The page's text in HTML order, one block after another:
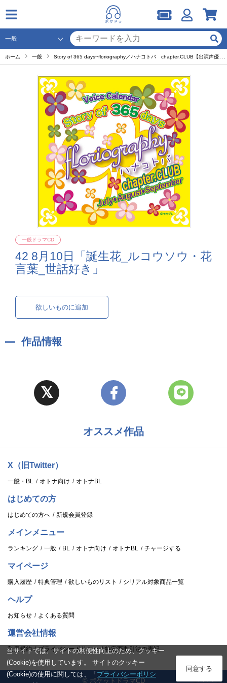
ホーム 一般 Story of 365 days~floriography／ハナコトバ chapter.CLUB【出演声優：高橋広樹 立花慎之介 櫻井孝宏】
42 8月10日「誕生花_ルコウソウ・花
言葉_世話好き」
一般ドラマCD
欲しいものに追加
作品情報
オススメ作品
X（旧Twitter）
一般・BL オトナ向け オトナBL
はじめての方
はじめての方へ 新規会員登録
メインメニュー
ランキング 一般 BL オトナ向け オトナBL チャージする
マイページ
購入履歴 特典管理 欲しいものリスト シリアル対象商品一覧
ヘルプ
お知らせ よくある質問
運営会社情報
利用規約 プライバシーポリシー 特定商取引法の表記
© ポケットドラマCD
当サイトでは、サイトの利便性向上のため、クッキー
(Cookie)を使用しています。 サイトのクッキー
(Cookie)の使用に関しては、「 プライバシーポリシ
同意する